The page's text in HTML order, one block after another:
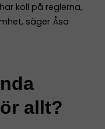
koll på reglerna,
säger Åsa
allt?